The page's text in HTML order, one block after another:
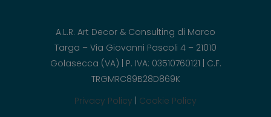
A.L.R. Art Decor & Consulting di Marco
Targa – Via Giovanni Pascoli 4 – 21010
Golasecca (VA) | P. IVA: 03510760121 | C.F.
TRGMRC89B28D869K
Privacy Policy
Cookie Policy